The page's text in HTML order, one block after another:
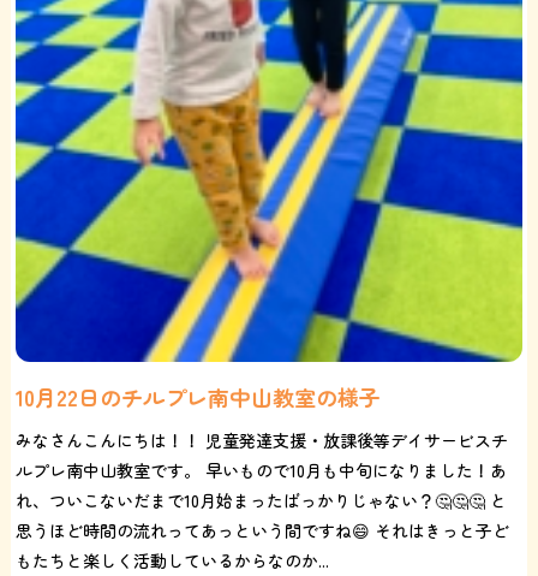
10月22日のチルプレ南中山教室の様子
みなさんこんにちは！！ 児童発達支援・放課後等デイサービスチ
ルプレ南中山教室です。 早いもので10月も中旬になりました！あ
れ、ついこないだまで10月始まったばっかりじゃない？🤔🤔🤔 と
思うほど時間の流れってあっという間ですね😄 それはきっと子ど
もたちと楽しく活動しているからなのか...